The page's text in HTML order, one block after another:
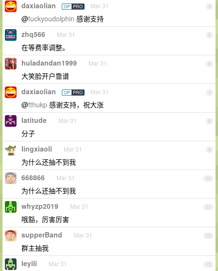
4
daxiaolian OP PRO Mar 31
@fuckyoudolphin 感谢支持
5
zhq566 Mar 31
在等费率调整。
6
huladandan1999 Mar 31
大笑脸开户靠谱
7
daxiaolian OP PRO Mar 31
@fthukp 感谢支持，祝大涨
8
latitude Mar 31
分子
9
lingxiaoli Mar 31
为什么还抽不到我
10
668866 Mar 31
为什么还抽不到我
11
whyzp2019 Mar 31
哦豁，厉害厉害
12
supperBand Mar 31
群主抽我
13
leyili Mar 31